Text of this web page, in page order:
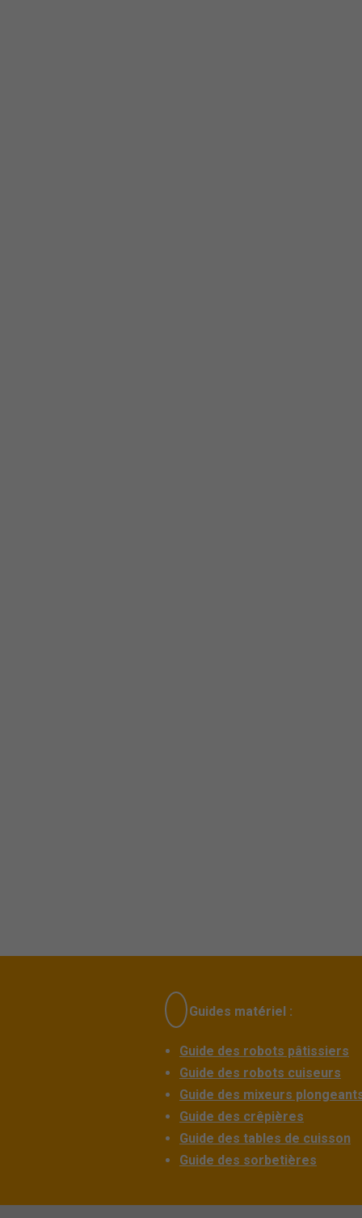
Guides matériel :
Guide des robots pâtissiers
Guide des robots cuiseurs
Guide des mixeurs
Guide des crêpières
Guide des tables de cuisson
Guide des sorbetières